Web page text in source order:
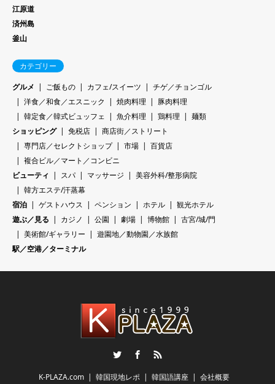
江原道
済州島
釜山
カテゴリー
グルメ
ご飯もの カフェ/スイーツ
チゲ／チョンゴル
洋食／和食／エスニック
焼肉料理
豚肉料理
韓定食／韓式ビュッフェ
魚介料理 鶏料理
麺類
ショッピング
免税店
商店街／ストリート
専門店／セレクトショップ
市場
百貨店
複合ビル／マート／コンビニ
ビューティ
スパ マッサージ
美容外科/整形病院
韓方エステ/汗蒸幕
宿泊
ゲストハウス ペンション ホテル
観光ホテル
遊ぶ／見る
カジノ 公園 劇場 博物館
古宮/城/門
美術館/ギャラリー
遊園地／動物園／水族館
駅／空港／ターミナル
K-PLAZA.com 韓国現地レポ 韓国語講座 会社概要